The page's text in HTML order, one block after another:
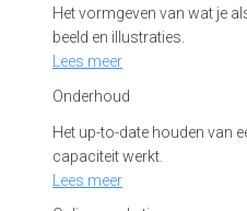
Het vormgeven van wat je
beeld en illustraties.
Lees meer
Onderhoud
Het up-to-date houden van
capaciteit werkt.
Lees meer